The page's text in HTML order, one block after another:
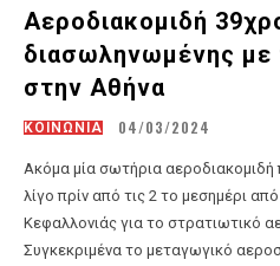
Αεροδιακομιδή
διασωληνωμένης
στην Αθήνα
ΚΟΙΝΩΝΙΑ 04/03/2024
Ακόμα μία σωτήρια
λίγο πρίν από τις 2 το μεσημέρι
Κεφαλλονιάς για το στρατιωτικό
Συγκεκριμένα το μεταγωγικό